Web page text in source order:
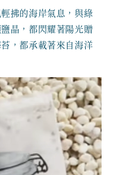
拂的海岸氣息，與綠
晶，都閃耀著陽光贈
，都承載著來自海洋